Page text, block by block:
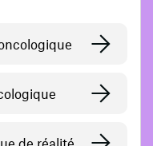
de réalité